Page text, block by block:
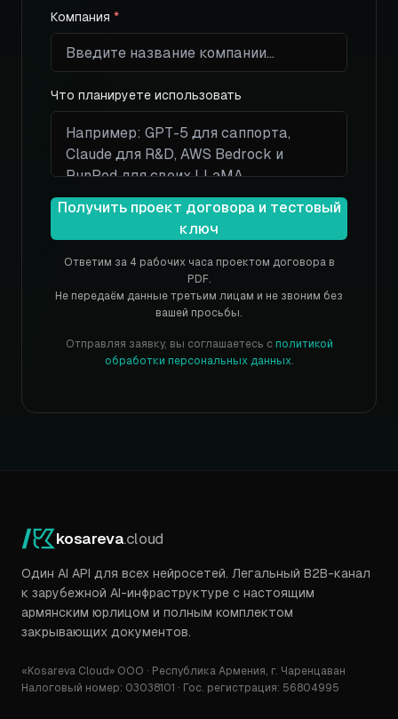
Компания *
Что планируете использовать
Получить проект договора и тестовый
ключ
Ответим за 4 рабочих часа проектом договора в
PDF.
Не передаём данные третьим лицам и не звоним без
вашей просьбы.
Отправляя заявку, вы соглашаетесь с политикой
обработки персональных данных.
kosareva.cloud
Один AI API для всех нейросетей. Легальный B2B-канал
к зарубежной AI-инфраструктуре с настоящим
армянским юрлицом и полным комплектом
закрывающих документов.
«Kosareva Cloud» ООО · Республика Армения, г. Чаренцаван
Налоговый номер: 03038101 · Гос. регистрация: 56804995